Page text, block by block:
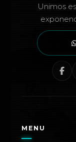
Unimos
MENU